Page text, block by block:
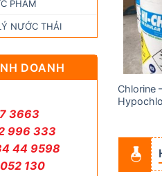
PHẨM
NƯỚC THẢI
DOANH
3663
996 333
44 9598
130
Chlorine